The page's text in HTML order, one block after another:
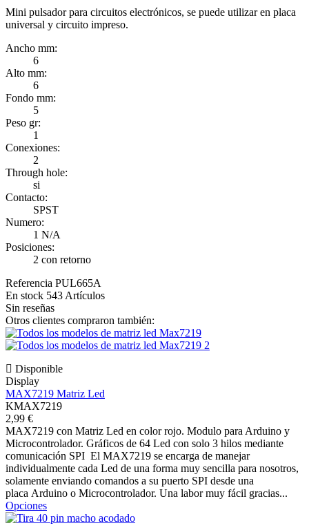
Mini pulsador para circuitos electrónicos, se puede utilizar en placa
universal y circuito impreso.
Ancho mm:
6
Alto mm:
6
Fondo mm:
5
Peso gr:
1
Conexiones:
2
Through hole:
si
Contacto:
SPST
Numero:
1 N/A
Posiciones:
2 con retorno
Referencia PUL665A
En stock 543 Artículos
Sin reseñas
Otros clientes compraron también:
Disponible
Display
MAX7219 Matriz Led
KMAX7219
2,99 €
MAX7219 con Matriz Led en color rojo. Modulo para Arduino y
Microcontrolador. Gráficos de 64 Led con solo 3 hilos mediante
comunicación SPI El MAX7219 se encarga de manejar
individualmente cada Led de una forma muy sencilla para nosotros,
solamente enviando comandos a su puerto SPI desde una
placa Arduino o Microcontrolador. Una labor muy fácil gracias...
Opciones